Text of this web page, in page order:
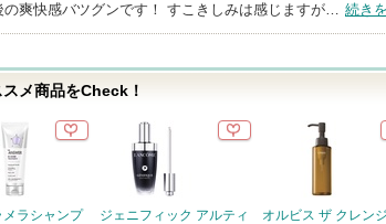
の爽快感バツグンです！ すこきしみは感じますが… 続き
メ商品をCheck！
メラシャンプ
ジェニフィック アルティ
オルビス ザ クレン